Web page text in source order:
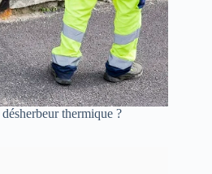
thermique ?